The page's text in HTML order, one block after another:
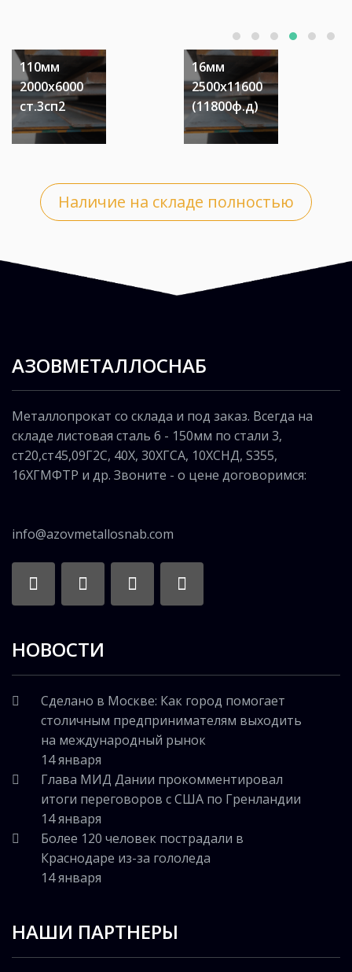
110мм
2000х6000
ст.3сп2
16мм
2500х11600
(11800ф.д)
Наличие на складе полностью
АЗОВМЕТАЛЛОСНАБ
Металлопрокат со склада и под заказ. Всегда на
складе листовая сталь 6 - 150мм по стали 3,
ст20,ст45,09Г2С, 40Х, 30ХГСА, 10ХСНД, S355,
16ХГМФТР и др. Звоните - о цене договоримся:
info@azovmetallosnab.com
НОВОСТИ
Сделано в Москве: Как город помогает
столичным предпринимателям выходить
на международный рынок
14 января
Глава МИД Дании прокомментировал
итоги переговоров с США по Гренландии
14 января
Более 120 человек пострадали в
Краснодаре из-за гололеда
14 января
НАШИ ПАРТНЕРЫ